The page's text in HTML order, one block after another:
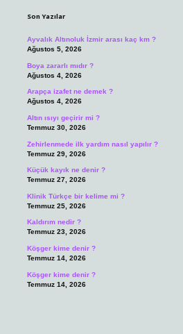
Son Yazılar
Ayvalık Altınoluk İzmir arası kaç km ?
Ağustos 5, 2026
Boya zararlı mıdır ?
Ağustos 4, 2026
Arapça izafet ne demek ?
Ağustos 4, 2026
Altın ısıyı geçirir mi ?
Temmuz 30, 2026
Zehirlenmede ilk yardım nasıl yapılır ?
Temmuz 29, 2026
Küçük kayık ne denir ?
Temmuz 27, 2026
Klinik Türkçe bir kelime mi ?
Temmuz 25, 2026
Kaldırım nedir ?
Temmuz 23, 2026
Köşger kime denir ?
Temmuz 14, 2026
Köşger kime denir ?
Temmuz 14, 2026